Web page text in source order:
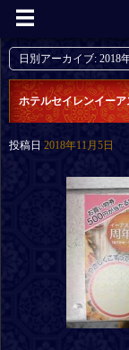
日別アーカイブ: 2018
ホテルセイレンイーア
投稿日 2018年11月5日